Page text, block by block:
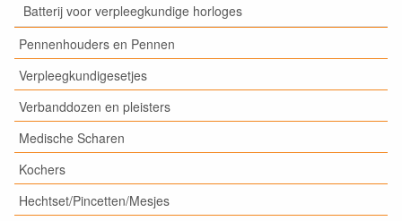
Batterij voor verpleegkundige horloges
Pennenhouders en Pennen
Verpleegkundigesetjes
Verbanddozen en pleisters
Medische Scharen
Kochers
Hechtset/Pincetten/Mesjes